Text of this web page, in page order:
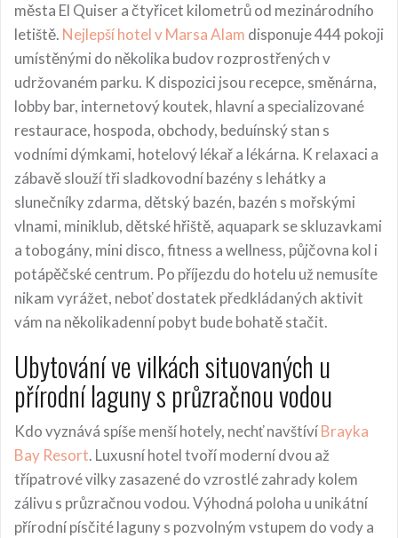
města El Quiser a čtyřicet kilometrů od mezinárodního
letiště. Nejlepší hotel v Marsa Alam disponuje 444 pokoji
umístěnými do několika budov rozprostřených v
udržovaném parku. K dispozici jsou recepce, směnárna,
lobby bar, internetový koutek, hlavní a specializované
restaurace, hospoda, obchody, beduínský stan s
vodními dýmkami, hotelový lékař a lékárna. K relaxaci a
zábavě slouží tři sladkovodní bazény s lehátky a
slunečníky zdarma, dětský bazén, bazén s mořskými
vlnami, miniklub, dětské hřiště, aquapark se skluzavkami
a tobogány, mini disco, fitness a wellness, půjčovna kol i
potápěčské centrum. Po příjezdu do hotelu už nemusíte
nikam vyrážet, neboť dostatek předkládaných aktivit
vám na několikadenní pobyt bude bohatě stačit.
Ubytování ve vilkách situovaných u
přírodní laguny s průzračnou vodou
Kdo vyznává spíše menší hotely, nechť navštívíBrayka
Bay Resort. Luxusní hotel tvoří moderní dvou až
třípatrové vilky zasazené do vzrostlé zahrady kolem
zálivu s průzračnou vodou. Výhodná poloha u unikátní
přírodní písčité laguny s pozvolným vstupem do vody a